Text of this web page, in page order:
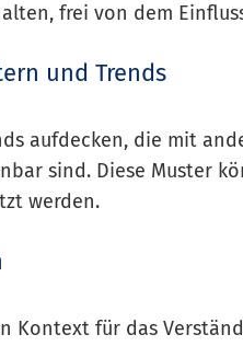
frei von dem
und Trends
aufdecken, die mit
sind. Diese Muster
werden.
Kontext für das